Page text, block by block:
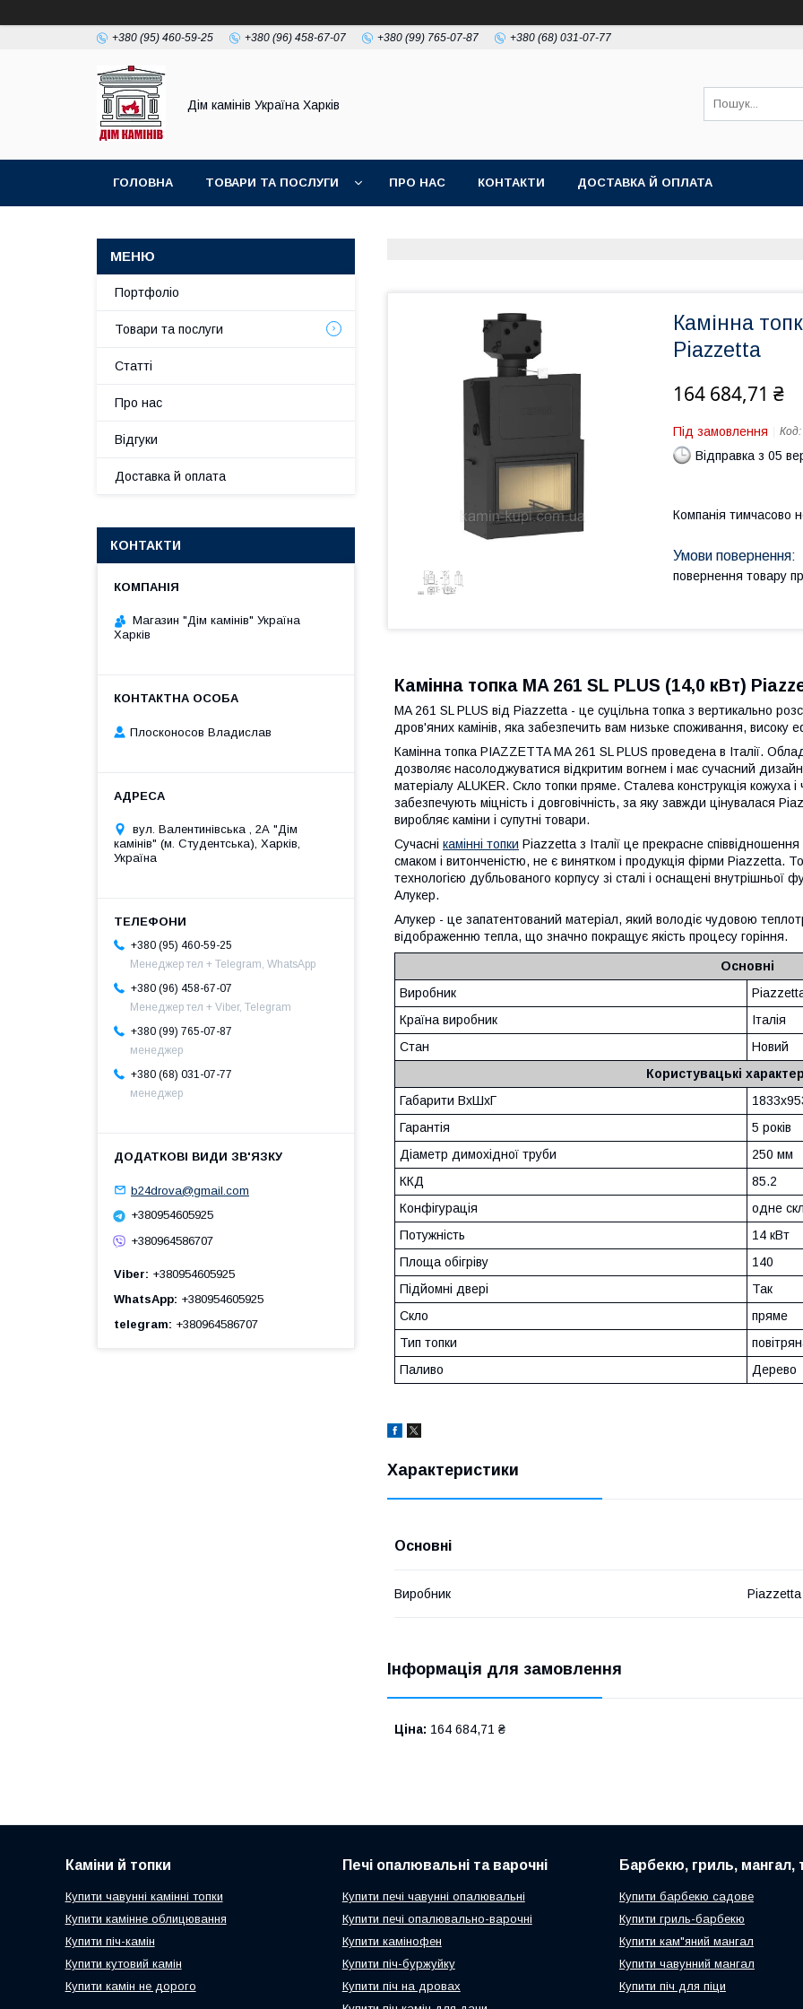
+380 (95) 460-59-25 +380 (96) 458-67-07 +380 (99) 765-07-87 +380 (68) 031-07-77
Дім камінів Україна Харків
ГОЛОВНА ТОВАРИ ТА ПОСЛУГИ ПРО НАС КОНТАКТИ ДОСТАВКА Й ОПЛАТА
Камінна
Piazzetta
164 684,71 ₴
Під замовлення Код:
Відправка з 05
Компанія тимчасово
повернення товару
Камінна топка MA 261 SL PLUS (14,0 кВт)
MA 261 SL PLUS від Piazzetta - це суцільна топка з вертикально
дров'яних камінів, яка забезпечить вам низьке споживання, високу
Камінна топка PIAZZETTA MA 261 SL PLUS проведена в Італії.
дозволяє насолоджуватися відкритим вогнем і має сучасний
матеріалу ALUKER. Скло топки пряме. Сталева конструкція кожуха і
забезпечують міцність і довговічність, за яку завжди цінувалася
виробляє каміни і супутні товари.
Сучасні камінні топки Piazzetta з Італії це прекрасне
смаком і витонченістю, не є винятком і продукція фірми Piazzetta.
технологією дубльованого корпусу зі сталі і оснащені
Алукер.
Алукер - це запатентований матеріал, який володіє чудовою
відображенню тепла, що значно покращує якість процесу горіння.
Основні
Виробник
Країна виробник
Італія
Стан
Новий
Користувацькі
Габарити ВхШхГ
Гарантія
5 років
Діаметр димохідної труби
250 мм
ККД
85.2
Конфігурація
одне
Потужність
14 кВт
Площа обігріву
140
Підйомні двері
Так
Скло
пряме
Тип топки
Паливо
Дерево
Характеристики
Основні
Виробник Piazzetta
Інформація для замовлення
Ціна: 164 684,71 ₴
Портфоліо
Товари та послуги
Статті
Про нас
Відгуки
Доставка й оплата
КОНТАКТИ
Магазин "Дім камінів" Україна
Харків
Плосконосов Владислав
вул. Валентинівська , 2А "Дім
камінів" (м. Студентська), Харків,
Україна
+380 (95) 460-59-25
Менеджер тел + Telegram, WhatsApp
+380 (96) 458-67-07
Менеджер тел + Viber, Telegram
+380 (99) 765-07-87
менеджер
+380 (68) 031-07-77
менеджер
b24drova@gmail.com
+380954605925
+380964586707
Viber
+380954605925
WhatsApp +380954605925
telegram
+380964586707
Каміни й топки
Купити чавунні камінні топки
Купити камінне облицювання
Купити піч-камін
Купити кутовий камін
Купити камін не дорого
Печі опалювальні та варочні
Купити печі чавунні опалювальні
Купити печі опалювально-варочні
Купити камінофен
Купити піч-буржуйку
Купити піч на дровах
Барбекю, гриль, мангал,
Купити барбекю садове
Купити гриль-барбекю
Купити кам"яний мангал
Купити чавунний мангал
Купити піч для піци